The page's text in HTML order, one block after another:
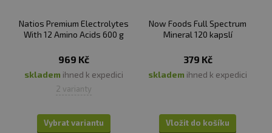
Natios Premium Electrolytes
With 12 Amino Acids 600 g
969 Kč
skladem ihned k expedici
2 varianty
Vybrat variantu
Now Foods Full Spectrum
Mineral 120 kapslí
379 Kč
skladem ihned k expedici
Vložit do košíku